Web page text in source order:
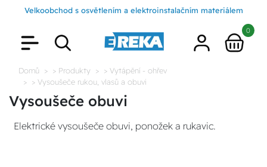
Velkoobchod s osvětlením a elektroinstalačním materiálem
0
Domů > Produkty
> Vytápění - ohřev
> Vysoušeče rukou, vlasů a obuvi
Vysoušeče obuvi
Elektrické vysoušeče obuvi, ponožek a rukavic.